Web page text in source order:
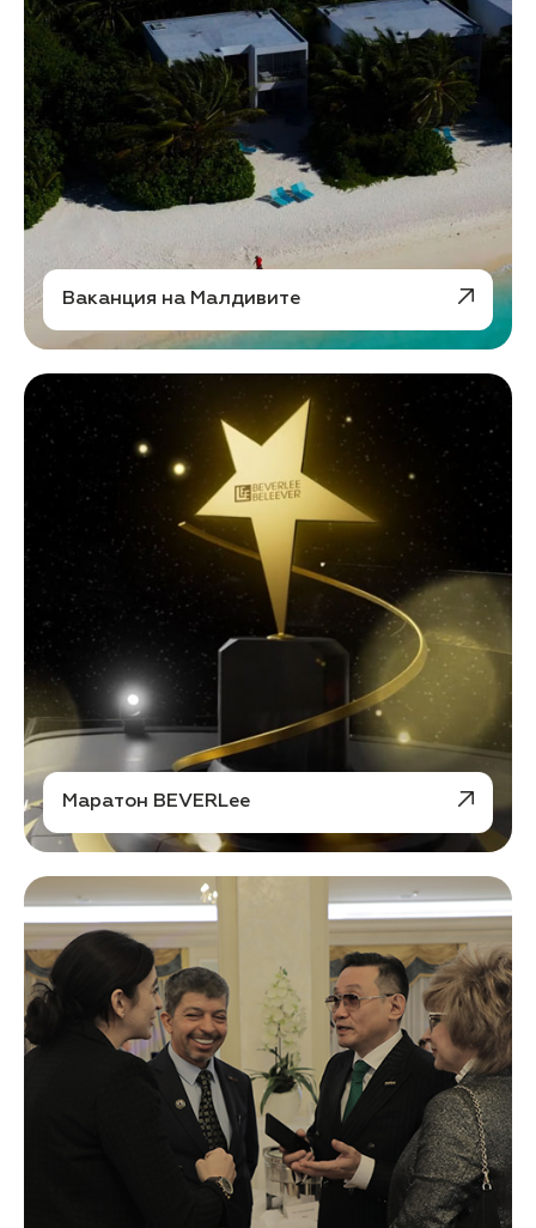
Ваканция на Малдивите
Маратон BEVERLee